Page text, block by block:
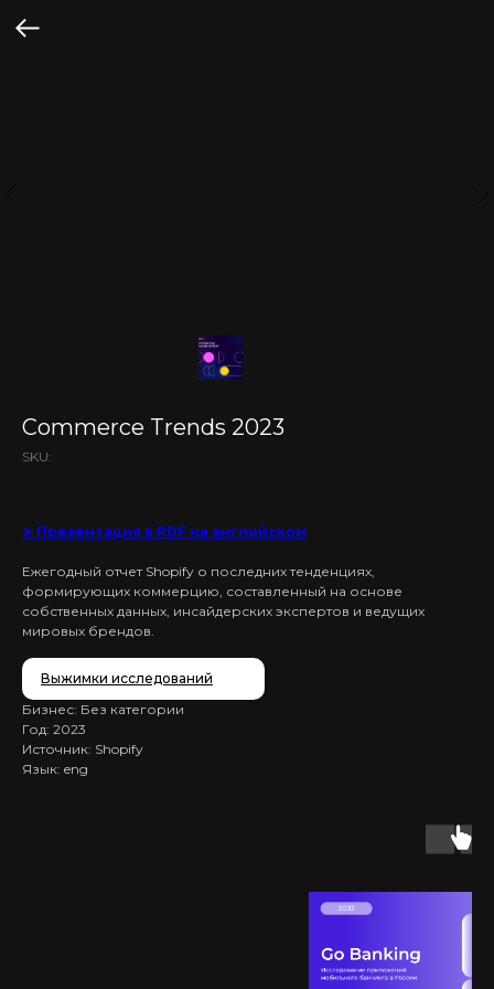
Commerce Trends 2023
SKU:
➤ Презентация в PDF на английском
Ежегодный отчет Shopify о последних тенденциях,
формирующих коммерцию, составленный на основе
собственных данных, инсайдерских экспертов и ведущих
мировых брендов.
Выжимки исследований
Бизнес: Без категории
Год: 2023
Источник: Shopify
Язык: eng